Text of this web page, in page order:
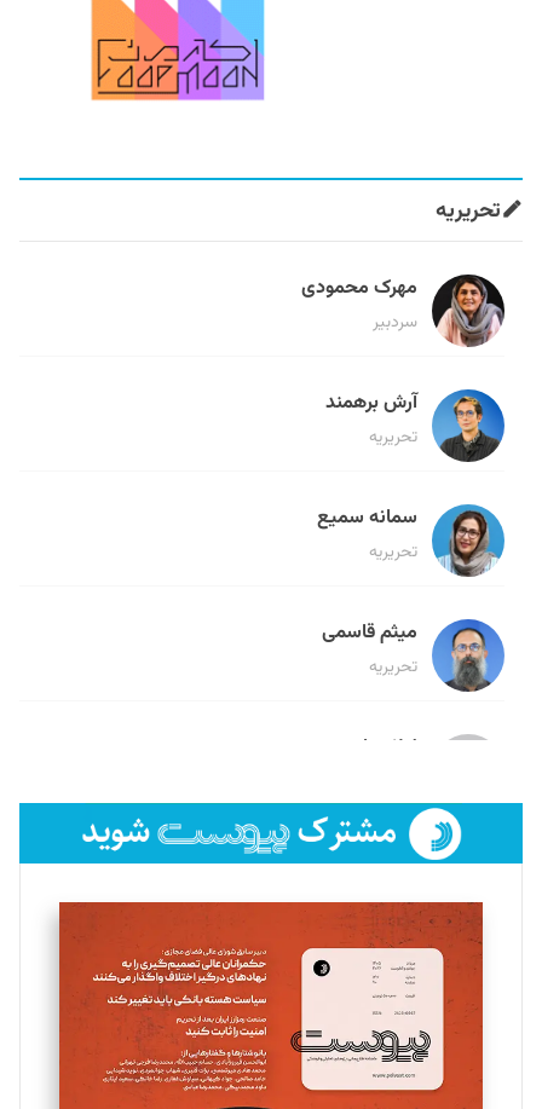
تحریریه
مهرک محمودی
سردبیر
آرش برهمند
تحریریه
سمانه سمیع
تحریریه
میثم قاسمی
تحریریه
لیلا حنارود
فائزه فتحی رستمی
تحریریه
سروش کرمیان
تحریریه
مینا پاکدل